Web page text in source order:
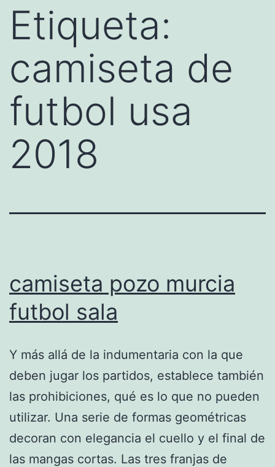
Etiqueta:
camiseta de
futbol usa
2018
camiseta pozo murcia
futbol sala
Y más allá de la indumentaria con la que
deben jugar los partidos, establece también
las prohibiciones, qué es lo que no pueden
utilizar. Una serie de formas geométricas
decoran con elegancia el cuello y el final de
las mangas cortas. Las tres franjas de